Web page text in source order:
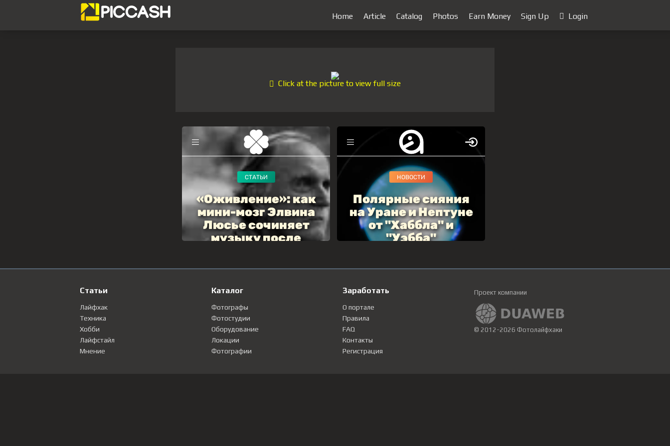
Home Article Catalog Photos Earn Money Sign Up Login
Click at the picture to view full size
Статьи
Лайфхак
Техника
Хобби
Лайфстайл
Мнение
Каталог
Фотографы
Фотостудии
Оборудование
Локации
Фотографии
Заработать
О портале
Правила
FAQ
Контакты
Регистрация
Проект компании
© 2012-2026 Фотолайфхаки